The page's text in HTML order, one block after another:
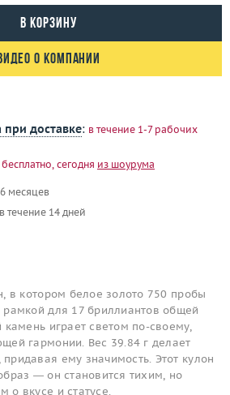
В корзину
о компании
при доставке: в течение 1-7 рабочих
бесплатно, сегодня из шоурума
6 месяцев
в течение 14 дней
в котором белое золото 750 пробы
рамкой для 17 бриллиантов общей
играет светом по-своему,
гармонии. Вес 39.84 г делает
ему значимость. Этот кулон
— он становится тихим, но
о вкусе и статусе.